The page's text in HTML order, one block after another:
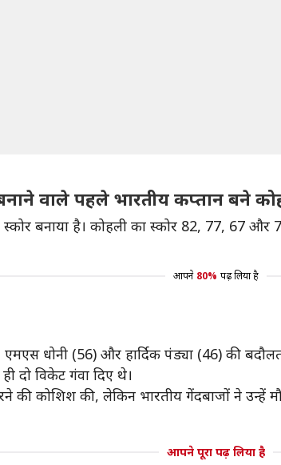
वाले पहले भारतीय कप्तान बने
बनाया है। कोहली का स्कोर 82, 77, 67
आपने 80% पढ़ लिया है
धोनी (56) और हार्दिक पंड्या (46) की
दो विकेट गंवा दिए थे।
की कोशिश की, लेकिन भारतीय गेंदबाजों ने उन्हें
आपने पूरा पढ़ लिया है